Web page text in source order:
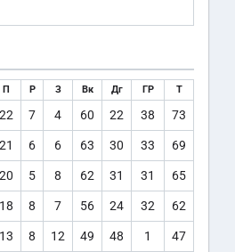
П Р З Вк Дг ГР Т
22 7 4 60 22 38 73
21 6 6 63 30 33 69
20 5 8 62 31 31 65
18 8 7 56 24 32 62
13 8 12 49 48 1 47